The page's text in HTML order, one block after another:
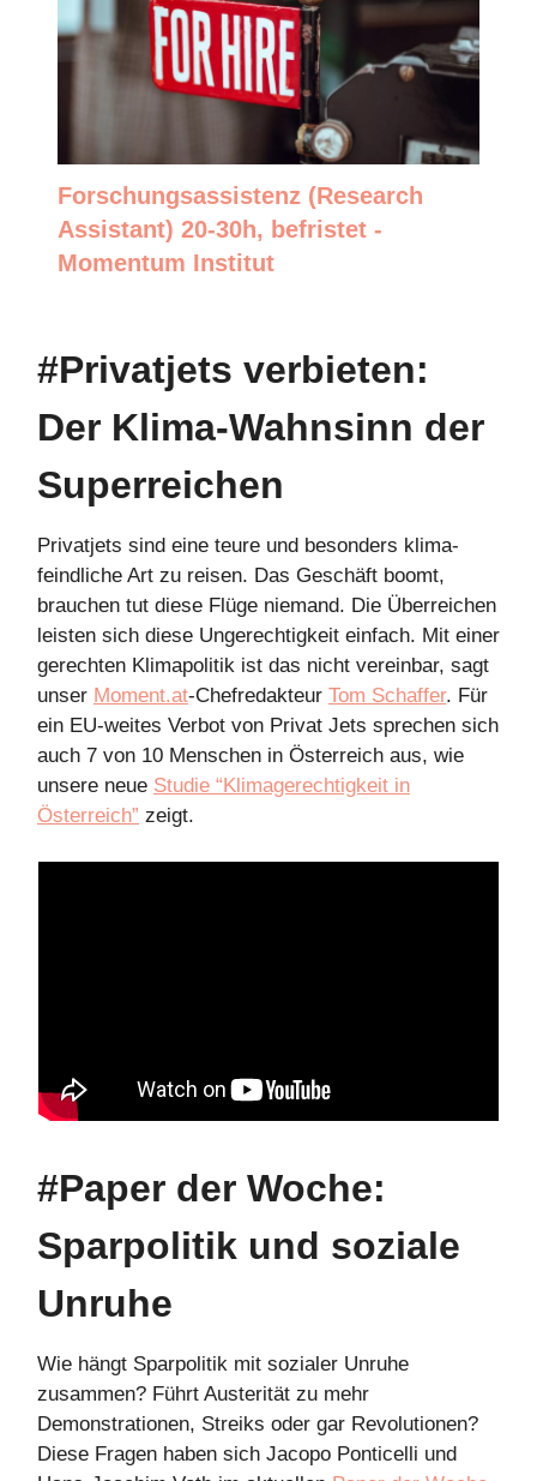
Forschungsassistenz (Research
Assistant) 20-30h, befristet -
Momentum Institut
#Privatjets verbieten:
Der Klima-Wahnsinn der
Superreichen
Privatjets sind eine teure und besonders klima-
feindliche Art zu reisen. Das Geschäft boomt,
brauchen tut diese Flüge niemand. Die Überreichen
leisten sich diese Ungerechtigkeit einfach. Mit einer
gerechten Klimapolitik ist das nicht vereinbar, sagt
unser Moment.at-Chefredakteur Tom Schaffer. Für
ein EU-weites Verbot von Privat Jets sprechen sich
auch 7 von 10 Menschen in Österreich aus, wie
unsere neue Studie “Klimagerechtigkeit in
Österreich” zeigt.
#Paper der Woche:
Sparpolitik und soziale
Unruhe
Wie hängt Sparpolitik mit sozialer Unruhe
zusammen? Führt Austerität zu mehr
Demonstrationen, Streiks oder gar Revolutionen?
Diese Fragen haben sich Jacopo Ponticelli und